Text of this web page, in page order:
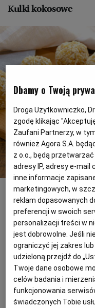
Kulki kokosowe
Kokosowe kulki mocy bez
Kulki kokosowe –
1 szklanka ciepłej
g)
100 g zmielonego
2 szklanki wiórków
Dbamy o Twoją
Droga Użytkowniczko,
zgodę klikając
Zaufani Partnerzy, w
również Agora S.A.
z o.o., będą
adresy IP, adresy e-
inne informacje
marketingowych, w
reklam dopasowanych
preferencji w swoich
personalizacji treści w
jest dobrowolne. Jeśli
ograniczyć jej zakres
udzieloną przejdź do
Twoje dane osobowe
celów badania i
funkcjonowania
świadczonych Tobie